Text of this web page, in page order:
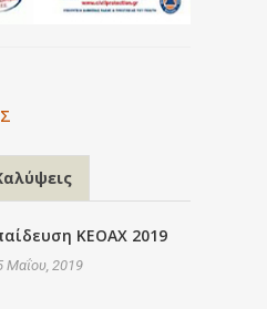
ΚΕΟΑΧ 2019
Μαΐου, 2019